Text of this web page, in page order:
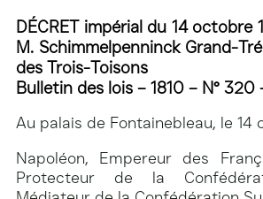
DÉCRET impérial du 14 octobre
M. Schimmelpenninck Grand-
des Trois-Toisons
Bulletin des lois – 1810 – N° 320
Au palais de Fontainebleau, le 14
Napoléon, Empereur des
Protecteur de la